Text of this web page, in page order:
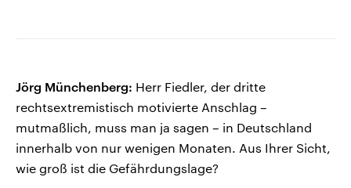
Jörg Münchenberg: Herr Fiedler, der dritte
rechtsextremistisch motivierte Anschlag –
mutmaßlich, muss man ja sagen – in Deutschland
innerhalb von nur wenigen Monaten. Aus Ihrer Sicht,
wie groß ist die Gefährdungslage?